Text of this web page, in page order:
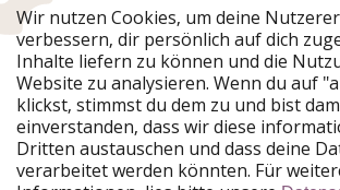
Urlaubspiraten ist Teil der
Unsere Märkte
PiratinViaggio
VakantiePiraten
VoyagesPirates
Wir nutzen Cookies, um deine
verbessern, dir persönlich auf dich
Inhalte liefern zu können und die
Website zu analysieren. Wenn du auf
klickst, stimmst du dem zu und bist
einverstanden, dass wir diese
Dritten austauschen und dass deine
verarbeitet werden könnten. Für